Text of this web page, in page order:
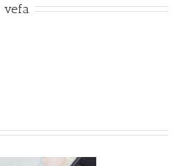
vefa